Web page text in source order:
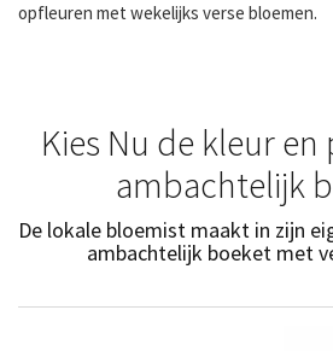
opfleuren met wekelijks verse bloemen.
Kies Nu de kleur en
ambachtelijk
De lokale bloemist maakt in zijn
ambachtelijk boeket met